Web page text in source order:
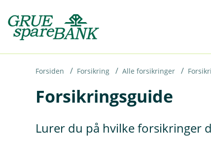
Forsiden Forsikring Alle forsikringer
Forsikringsguide
Lurer du på hvilke forsikringer